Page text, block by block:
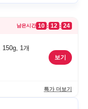
남은시간 10 : 12 : 24
1개
보기
특가 더보기